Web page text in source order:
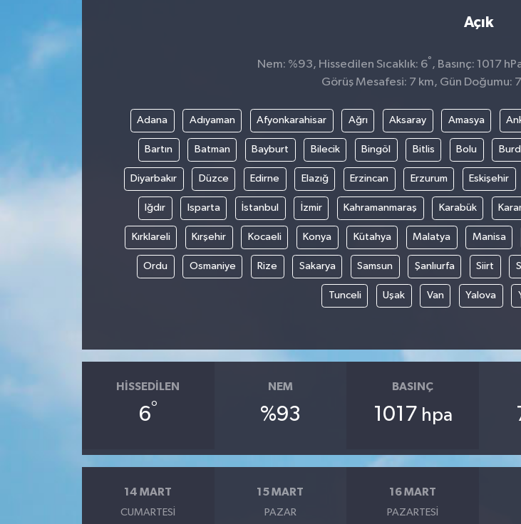
Açık
Nem: %93, Hissedilen Sıcaklık: 6° , Basınç: 1017
Görüş Mesafesi: 7 km, Gün Doğumu:
Adana Adıyaman Afyonkarahisar Ağrı Aksaray Amasya
Bartın Batman Bayburt Bilecik Bingöl Bitlis Bolu
Diyarbakır Düzce Edirne Elazığ Erzincan Erzurum Eskişehir
Iğdır Isparta İstanbul İzmir Kahramanmaraş Karabük
Kırklareli Kırşehir Kocaeli Konya Kütahya Malatya Manisa
Ordu Osmaniye Rize Sakarya Samsun Şanlıurfa Siirt
Tunceli Uşak Van Yalova
HISSEDILEN
6°
NEM
%93
BASINÇ
1017 hpa
14 MART
CUMARTESI
15 MART
PAZAR
16 MART
PAZARTESI
Özel Haber
Teknoloji